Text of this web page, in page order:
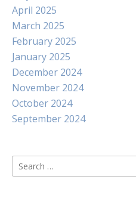
April 2025
March 2025
February 2025
January 2025
December 2024
November 2024
October 2024
September 2024
Search
for: